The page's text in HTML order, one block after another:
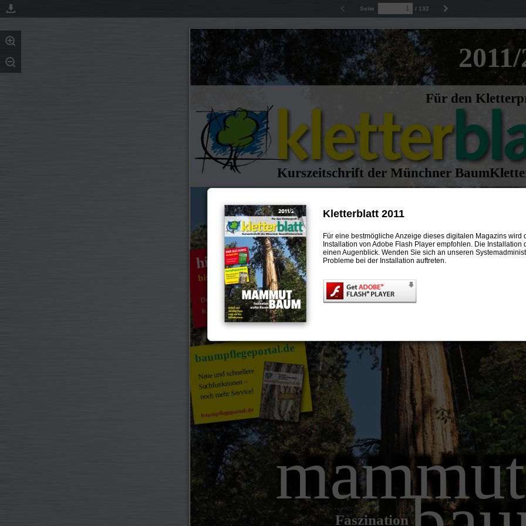
Seite / 132
mammut
Faszination
Für den
Kurszeitschrift der Münchner
bis April 2012
Deutschlandweit
Kursangebote
hier Alle Kurse
Neue und schnellere
Suchfunktionen –
noch mehr Service!
baumpflegeportal.de
baumpflegeportal.de
Kletterblatt 2011
Für eine bestmögliche Anzeige dieses digitalen Magazins wird
Installation von Adobe Flash Player empfohlen. Die Installation
einen Augenblick. Wenden Sie sich an unseren
Probleme bei der Installation auftreten.